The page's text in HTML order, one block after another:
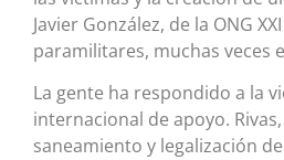
Javier González, de la ONG
paramilitares, muchas veces
La gente ha respondido a la
internacional de apoyo.
saneamiento y legalización